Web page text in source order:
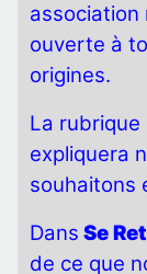
association
ouverte à
origines.
La rubrique
expliquera
souhaitons
Dans Se
de ce que